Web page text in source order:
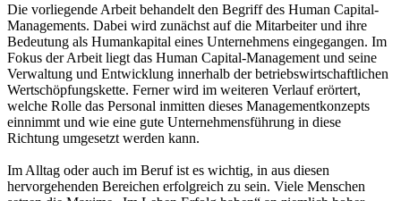
Die vorliegende Arbeit behandelt den Begriff des Human Capital-
Managements. Dabei wird zunächst auf die Mitarbeiter und ihre
Bedeutung als Humankapital eines Unternehmens eingegangen. Im
Fokus der Arbeit liegt das Human Capital-Management und seine
Verwaltung und Entwicklung innerhalb der betriebswirtschaftlichen
Wertschöpfungskette. Ferner wird im weiteren Verlauf erörtert,
welche Rolle das Personal inmitten dieses Managementkonzepts
einnimmt und wie eine gute Unternehmensführung in diese
Richtung umgesetzt werden kann.
Im Alltag oder auch im Beruf ist es wichtig, in aus diesen
hervorgehenden Bereichen erfolgreich zu sein. Viele Menschen